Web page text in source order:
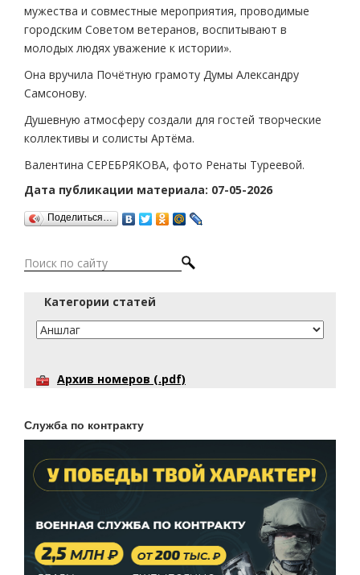
мужества и совместные мероприятия, проводимые
городским Советом ветеранов, воспитывают в
молодых людях уважение к истории».
Она вручила Почётную грамоту Думы Александру
Самсонову.
Душевную атмосферу создали для гостей творческие
коллективы и солисты Артёма.
Валентина СЕРЕБРЯКОВА, фото Ренаты Туреевой.
Дата публикации материала: 07-05-2026
Поделиться…
Категории статей
Архив номеров (.pdf)
Служба по контракту